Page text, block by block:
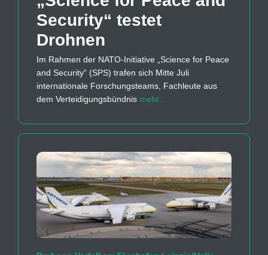
Security“ testet
Drohnen
Im Rahmen der NATO-Initiative „Science for Peace
and Security“ (SPS) trafen sich Mitte Juli
internationale Forschungsteams, Fachleute aus
dem Verteidigungsbündnis mehr…